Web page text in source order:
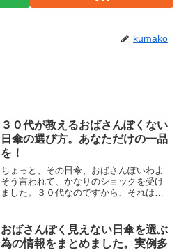
kumako
３０代が教えるおばさんぽくない
日傘の選び方。あなただけの一品
を！
ちょっと、その日傘、おばさんぽいわよ
そう言われて、かなりのショックを受け
ました。３０代なのですから、それは年
い。同じ３０代の女性におばさんっぽく
ない日傘ってどんなのって...
おばさんぽく見えない日傘を選ぶ
為の情報をまとめました。実例多